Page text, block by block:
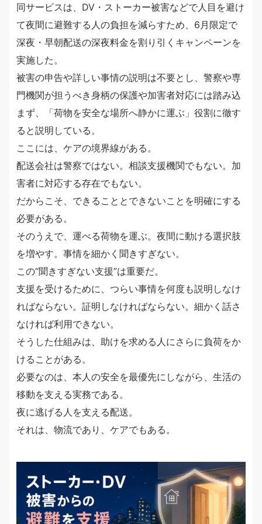
同サービスは、DV・ストーカー被害などで人目を避け
て夜間に避難する人の負担を減らすため、6月限定で
深夜・早朝配送の深夜料金を割り引くキャンペーンを
実施した。
被害の申告や詳しい事情の説明は不要とし、警察や専
門機関が担うべき身柄の保護や加害者対応には踏み込
まず、「荷物を安全な場所へ静かに運ぶ」役割に徹す
ると説明している。
ここには、ケアの境界線がある。
配送会社は警察ではない。相談支援機関でもない。加
害者に対応する存在でもない。
だからこそ、できることとできないことを明確にする
必要がある。
そのうえで、運べる荷物を運ぶ。夜間に動ける選択肢
を増やす。事情を細かく聞きすぎない。
この“聞きすぎない支援”は重要だ。
支援を受けるために、つらい事情を何度も説明しなけ
ればならない。証明しなければならない。細かく話さ
なければ利用できない。
そうした仕組みは、助けを求める人にさらに負荷をか
けることがある。
必要なのは、本人の安全を最優先にしながら、生活の
移動を支える実務である。
夜に逃げる人を支える配送。
それは、物流であり、ケアでもある。